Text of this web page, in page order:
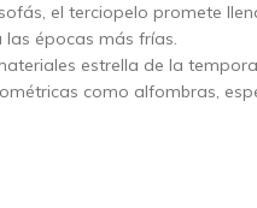
el terciopelo promete
épocas más frías.
estrella de la
como alfombras,